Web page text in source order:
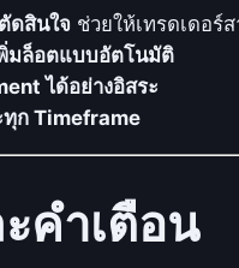
ดสินใจ ช่วยให้เทรดเดอร์
มล็อตแบบอัตโนมัติ
ได้อย่างอิสระ
ทุก Timeframe
คำเตือน